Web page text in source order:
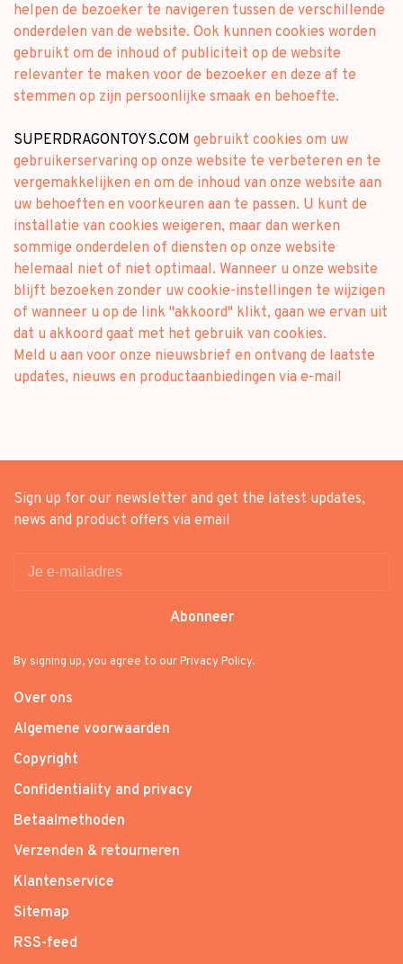
helpen de bezoeker te navigeren tussen de verschillende
onderdelen van de website. Ook kunnen cookies worden
gebruikt om de inhoud of publiciteit op de website
relevanter te maken voor de bezoeker en deze af te
stemmen op zijn persoonlijke smaak en behoefte.
SUPERDRAGONTOYS.COM gebruikt cookies om uw
gebruikerservaring op onze website te verbeteren en te
vergemakkelijken en om de inhoud van onze website aan
uw behoeften en voorkeuren aan te passen. U kunt de
installatie van cookies weigeren, maar dan werken
sommige onderdelen of diensten op onze website
helemaal niet of niet optimaal. Wanneer u onze website
blijft bezoeken zonder uw cookie-instellingen te wijzigen
of wanneer u op de link "akkoord" klikt, gaan we ervan uit
dat u akkoord gaat met het gebruik van cookies.
Meld u aan voor onze nieuwsbrief en ontvang de laatste
updates, nieuws en productaanbiedingen via e-mail
Sign up for our newsletter and get the latest updates,
news and product offers via email
Abonneer
By signing up, you agree to our Privacy Policy.
Over ons
Algemene voorwaarden
Copyright
Confidentiality and privacy
Betaalmethoden
Verzenden & retourneren
Klantenservice
Sitemap
RSS-feed